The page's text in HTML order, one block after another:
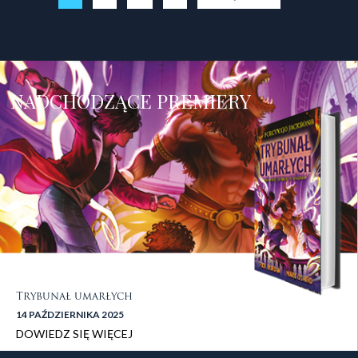
stopka 1
NADCHODZĄCE PREMIERY
Trybunał umarłych
14 PAŹDZIERNIKA 2025
DOWIEDZ SIĘ WIĘCEJ